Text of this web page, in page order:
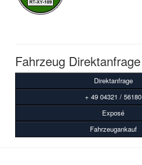
Fahrzeug Direktanfrage
Direktanfrage
+ 49 04321 / 56180
Exposé
Fahrzeugankauf